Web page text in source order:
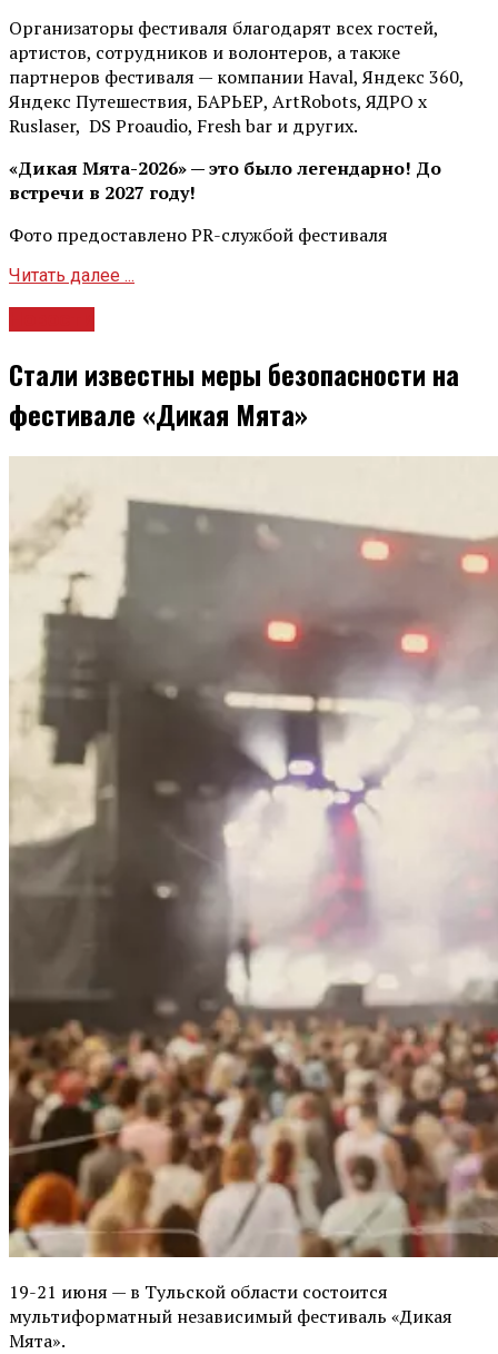
Организаторы фестиваля благодарят всех гостей,
артистов, сотрудников и волонтеров, а также
партнеров фестиваля — компании Haval, Яндекс 360,
Яндекс Путешествия, БАРЬЕР, ArtRobots, ЯДРО х
Ruslaser, DS Proaudio, Fresh bar и других.
«Дикая Мята-2026» — это было легендарно! До
встречи в 2027 году!
Фото предоставлено PR-службой фестиваля
Читать далее ...
Стали известны меры безопасности на
фестивале «Дикая Мята»
19-21 июня — в Тульской области состоится
мультиформатный независимый фестиваль «Дикая
Мята».